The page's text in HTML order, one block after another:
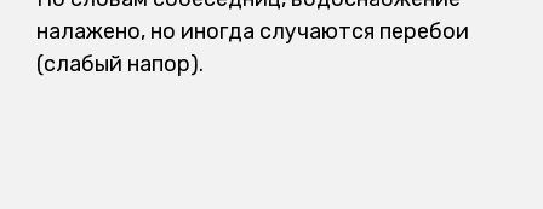
налажено, но иногда случаются перебои
(слабый напор).